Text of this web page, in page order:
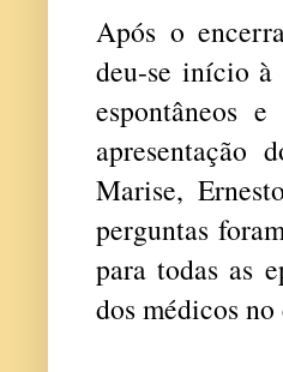
Após o
deu-se início à
espontâneos
apresentação
Marise,
perguntas
para todas as
dos médicos